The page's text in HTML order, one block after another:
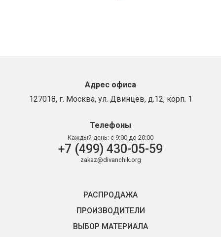
Адрес офиса
127018, г. Москва, ул. Двинцев, д.12, корп. 1
Телефоны
Каждый день: с 9:00 до 20:00
+7 (499) 430-05-59
zakaz@divanchik.org
РАСПРОДАЖА
ПРОИЗВОДИТЕЛИ
ВЫБОР МАТЕРИАЛА